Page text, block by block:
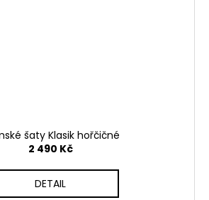
šaty Klasik hořčičné
2 490 Kč
DETAIL